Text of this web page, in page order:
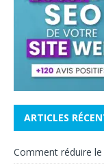
ARTICLES
Comment réduire